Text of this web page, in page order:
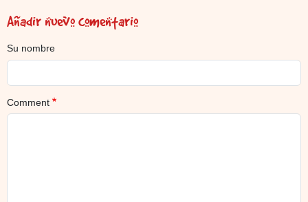
Añadir nuevo comentario
Su nombre
Comment